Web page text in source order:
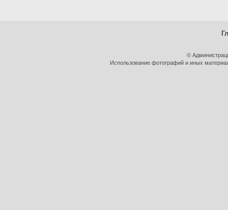
©
Использование фотографий и иных